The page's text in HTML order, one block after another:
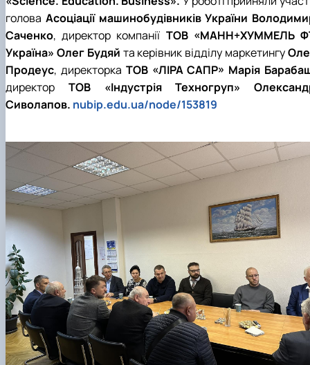
голова Асоціації машинобудівників України
Саченко, директор компанії ТОВ «МАНН+ХУММЕЛЬ
Україна» Олег Будяй та керівник відділу маркетингу
Продеус, директорка ТОВ «ЛІРА САПР» Марія
директор ТОВ «Індустрія Техногруп»
Сиволапов. nubip.edu.ua/node/153819